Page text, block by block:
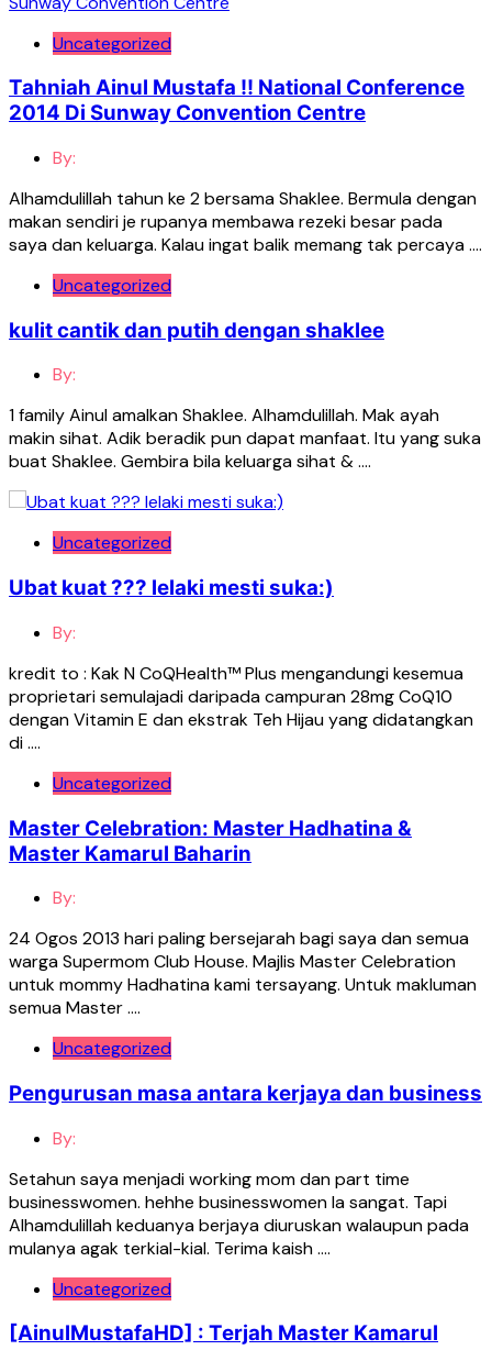
Uncategorized
Tahniah Ainul Mustafa !! National Conference
2014 Di Sunway Convention Centre
By:
Alhamdulillah tahun ke 2 bersama Shaklee. Bermula dengan
makan sendiri je rupanya membawa rezeki besar pada
saya dan keluarga. Kalau ingat balik memang tak percaya ….
Uncategorized
kulit cantik dan putih dengan shaklee
By:
1 family Ainul amalkan Shaklee. Alhamdulillah. Mak ayah
makin sihat. Adik beradik pun dapat manfaat. Itu yang suka
buat Shaklee. Gembira bila keluarga sihat & ….
Uncategorized
Ubat kuat ??? lelaki mesti suka:)
By:
kredit to : Kak N CoQHealth™ Plus mengandungi kesemua
proprietari semulajadi daripada campuran 28mg CoQ10
dengan Vitamin E dan ekstrak Teh Hijau yang didatangkan
di ….
Uncategorized
Master Celebration: Master Hadhatina &
Master Kamarul Baharin
By:
24 Ogos 2013 hari paling bersejarah bagi saya dan semua
warga Supermom Club House. Majlis Master Celebration
untuk mommy Hadhatina kami tersayang. Untuk makluman
semua Master ….
Uncategorized
Pengurusan masa antara kerjaya dan business
By:
Setahun saya menjadi working mom dan part time
businesswomen. hehhe businesswomen la sangat. Tapi
Alhamdulillah keduanya berjaya diuruskan walaupun pada
mulanya agak terkial-kial. Terima kaish ….
Uncategorized
[AinulMustafaHD] : Terjah Master Kamarul